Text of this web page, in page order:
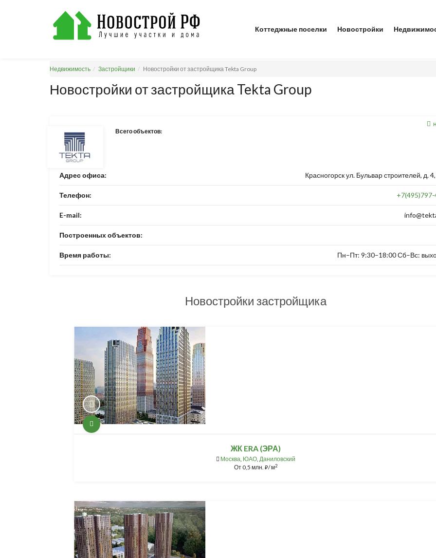
Коттеджные поселки Новостройки
Недвижимость Застройщики Новостройки от застройщика Tekta Group
Новостройки от застройщика Tekta Group
Всего объектов:
Адрес офиса: Красногорск ул. Бульвар строителей, д. 4,
Телефон:
E-mail:
Построенных объектов:
Время работы: Пн–Пт: 9:30–18:00 Сб–Вс:
Новостройки застройщика
ЖК ERA (ЭРА)
Москва, ЮАО,Даниловский
От0,5 млн.⃏/ м2